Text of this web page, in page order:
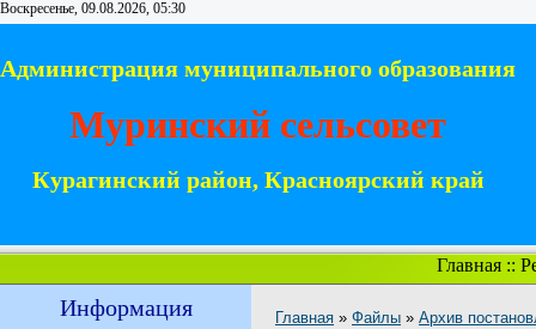
Воскресенье, 09.08.2026, 05:30
Администрация муниципального образования
Муринский сельсовет
Курагинский район, Красноярский край
Главная::
Информация Главная » Файлы » Архив